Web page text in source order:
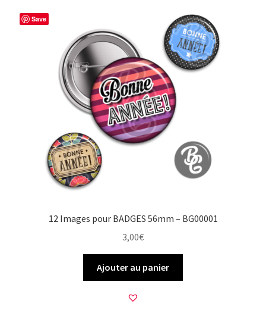
Save
12 Images pour BADGES 56mm – BG00001
3,00€
Ajouter au panier